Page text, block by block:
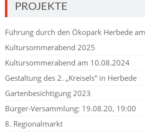
PROJEKTE
Führung durch den Ökopark Herbede
Kultursommerabend 2025
Kultursommerabend am 10.08.2024
Gestaltung des 2. „Kreisels“ in Herbede
Gartenbesichtigung 2023
Bürger-Versammlung: 19.08.20, 19:00
8. Regionalmarkt